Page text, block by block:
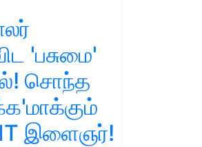
'பசுமை'
சொந்த
இளைஞர்!